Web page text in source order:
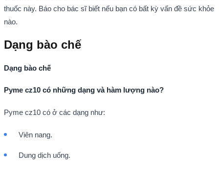
thuốc này. Báo cho bác sĩ biết nếu bạn có bất kỳ vấn đề sức khỏe
nào.
Dạng bào chế
Dạng bào chế
Pyme cz10 có những dạng và hàm lượng nào?
Pyme cz10 có ở các dạng như:
Viên nang.
Dung dịch uống.